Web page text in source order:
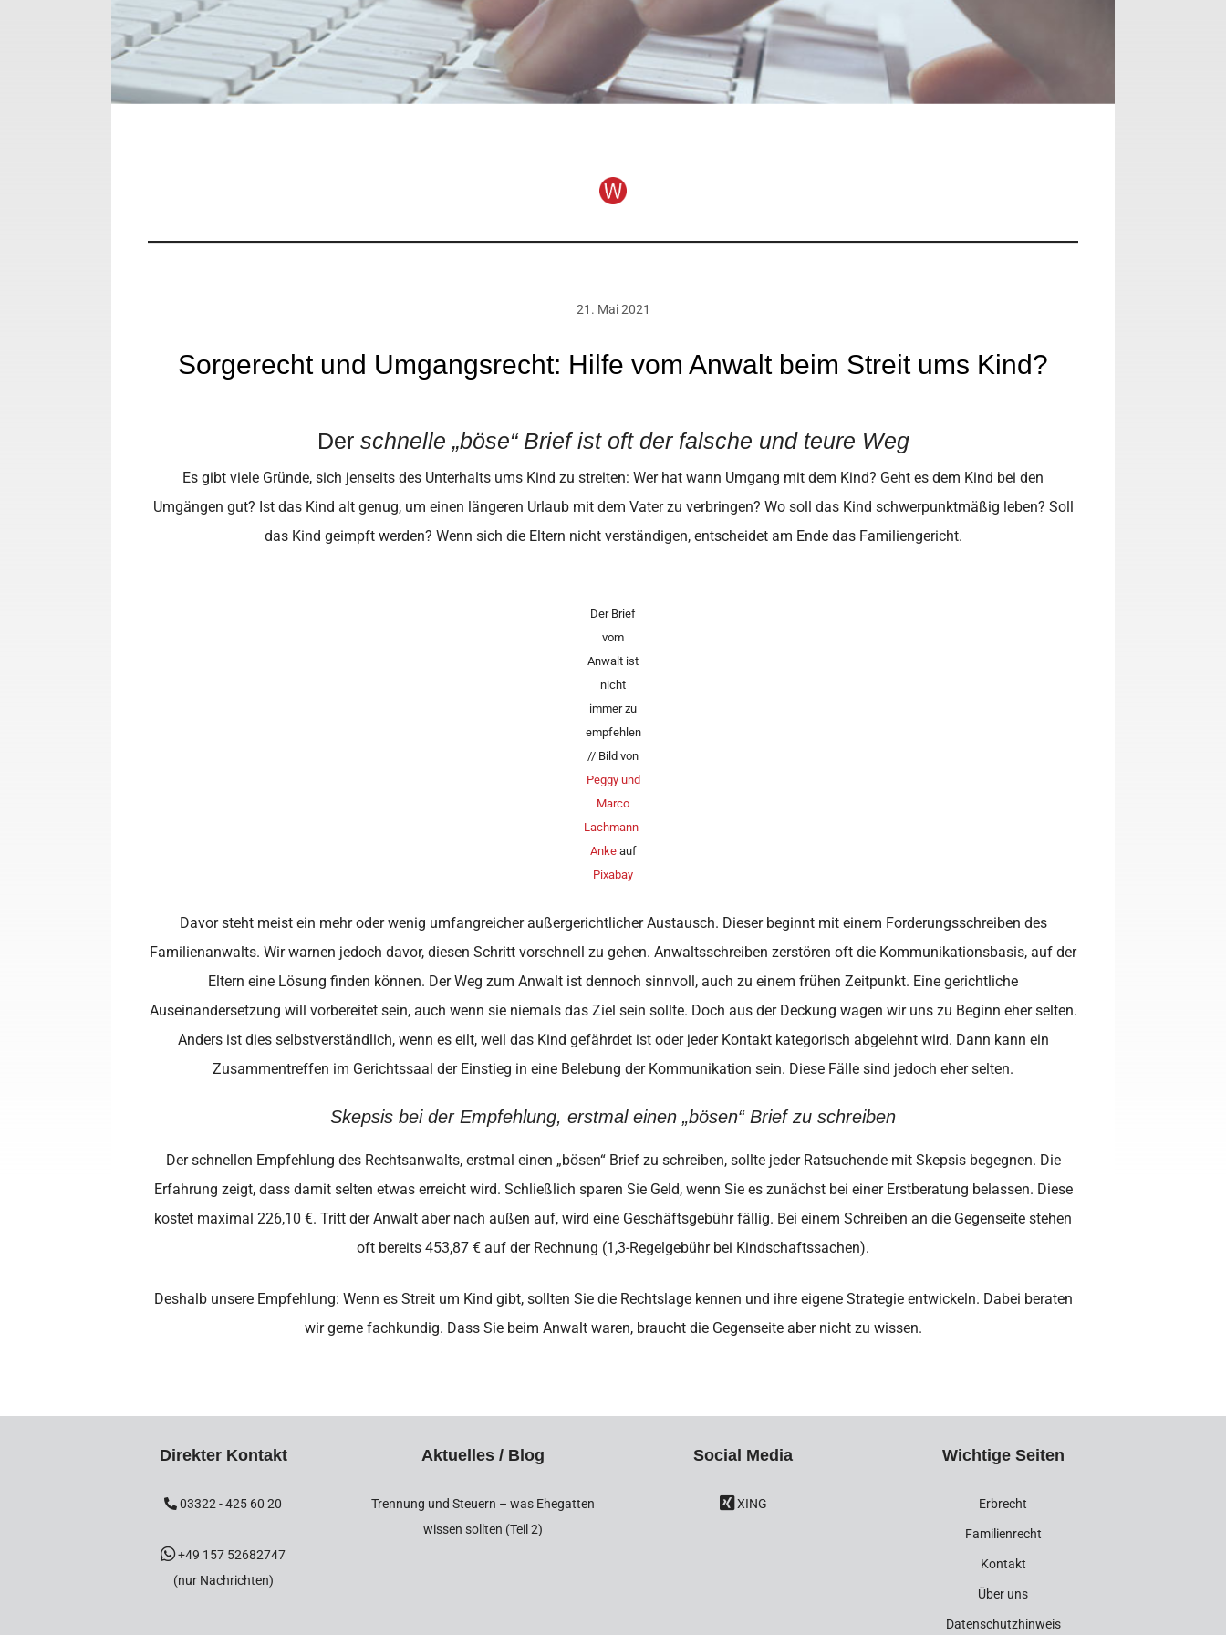
Sorgerecht und Umgangsrecht: Hilfe vom Anwalt beim Streit ums Kind?
21. Mai 2021
Derschnelle „böse“ Brief ist oft der falsche und teure Weg
Es gibt viele Gründe, sich jenseits des Unterhalts ums Kind zu streiten: Wer hat wann Umgang mit dem Kind? Geht es dem Kind bei den
Umgängen gut? Ist das Kind alt genug, um einen längeren Urlaub mit dem Vater zu verbringen? Wo soll das Kind schwerpunktmäßig leben? Soll
das Kind geimpft werden? Wenn sich die Eltern nicht verständigen, entscheidet am Ende das Familiengericht.
Der Brief
vom
Anwalt ist
nicht
immer zu
empfehlen
// Bild von
Peggy und
Marco
Lachmann-
Ankeauf
Pixabay
Davor steht meist ein mehr oder wenig umfangreicher außergerichtlicher Austausch. Dieser beginnt mit einem Forderungsschreiben des
Familienanwalts. Wir warnen jedoch davor, diesen Schritt vorschnell zu gehen. Anwaltsschreiben zerstören oft die Kommunikationsbasis, auf der
Eltern eine Lösung finden können. Der Weg zum Anwalt ist dennoch sinnvoll, auch zu einem frühen Zeitpunkt. Eine gerichtliche
Auseinandersetzung will vorbereitet sein, auch wenn sie niemals das Ziel sein sollte. Doch aus der Deckung wagen wir uns zu Beginn eher selten.
Anders ist dies selbstverständlich, wenn es eilt, weil das Kind gefährdet ist oder jeder Kontakt kategorisch abgelehnt wird. Dann kann ein
Zusammentreffen im Gerichtssaal der Einstieg in eine Belebung der Kommunikation sein. Diese Fälle sind jedoch eher selten.
Skepsis bei der Empfehlung, erstmal einen „bösen“ Brief zu schreiben
Der schnellen Empfehlung des Rechtsanwalts, erstmal einen „bösen“ Brief zu schreiben, sollte jeder Ratsuchende mit Skepsis begegnen. Die
Erfahrung zeigt, dass damit selten etwas erreicht wird. Schließlich sparen Sie Geld, wenn Sie es zunächst bei einer Erstberatung belassen. Diese
kostet maximal 226,10 €. Tritt der Anwalt aber nach außen auf, wird eine Geschäftsgebühr fällig. Bei einem Schreiben an die Gegenseite stehen
oft bereits 453,87 € auf der Rechnung (1,3-Regelgebühr bei Kindschaftssachen).
Deshalb unsere Empfehlung: Wenn es Streit um Kind gibt, sollten Sie die Rechtslage kennen und ihre eigene Strategie entwickeln. Dabei beraten
wir gerne fachkundig. Dass Sie beim Anwalt waren, braucht die Gegenseite aber nicht zu wissen.
Direkter Kontakt
03322 - 425 60 20
+49 157 52682747
(nur Nachrichten)
Aktuelles / Blog
Trennung und Steuern – was Ehegatten
wissen sollten (Teil 2)
Social Media
XING
Wichtige Seiten
Erbrecht
Familienrecht
Kontakt
Über uns
Datenschutzhinweis